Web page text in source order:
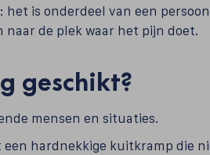
is onderdeel van een
naar de plek waar het pijn doet.
geschikt?
mensen en situaties.
hardnekkige kuitkramp die